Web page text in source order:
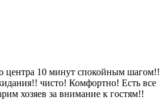
центра 10 минут спокойным шагом!!
чисто! Комфортно! Есть все
хозяев за внимание к гостям!!